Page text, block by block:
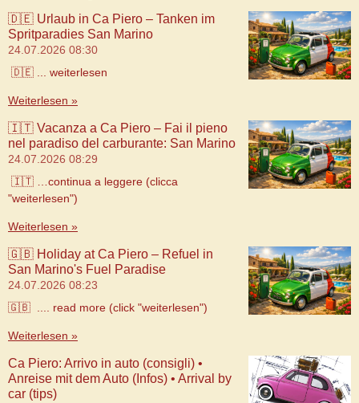
🇩🇪 Urlaub in Ca Piero – Tanken im
Spritparadies San Marino
24.07.2026 08:30
🇩🇪 ... weiterlesen
Weiterlesen »
🇮🇹 Vacanza a Ca Piero – Fai il pieno
nel paradiso del carburante: San Marino
24.07.2026 08:29
🇮🇹 …continua a leggere (clicca
"weiterlesen")
Weiterlesen »
🇬🇧 Holiday at Ca Piero – Refuel in
San Marino's Fuel Paradise
24.07.2026 08:23
🇬🇧 .... read more (click "weiterlesen")
Weiterlesen »
Ca Piero: Arrivo in auto (consigli) •
Anreise mit dem Auto (Infos) • Arrival by
car (tips)